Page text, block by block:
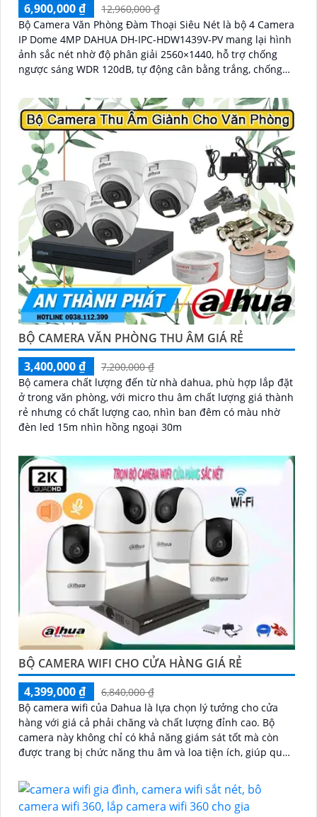
6,900,000 ₫
12,960,000 ₫
Bộ Camera Văn Phòng Đàm Thoại Siêu Nét là bộ 4 Camera
IP Dome 4MP DAHUA DH-IPC-HDW1439V-PV mang lại hình
ảnh sắc nét nhờ độ phân giải 2560×1440, hỗ trợ chống
ngược sáng WDR 120dB, tự động cân bằng trắng, chống
chiếu sáng kép LED ánh sáng ấm và hồng ngoại 30m,
cùng tính năng phát hiện con người, giúp giám sát hiệu
quả ngày đêm
BỘ CAMERA VĂN PHÒNG THU ÂM GIÁ RẺ
3,400,000 ₫
7,200,000 ₫
Bộ camera chất lượng đến từ nhà dahua, phù hợp lắp đặt
ở trong văn phòng, với micro thu âm chất lượng giá thành
rẻ nhưng có chất lượng cao, nhìn ban đêm có màu nhờ
đèn led 15m nhìn hồng ngoại 30m
BỘ CAMERA WIFI CHO CỬA HÀNG GIÁ RẺ
4,399,000 ₫
6,840,000 ₫
Bộ camera wifi của Dahua là lựa chọn lý tưởng cho cửa
hàng với giá cả phải chăng và chất lượng đỉnh cao. Bộ
camera này không chỉ có khả năng giám sát tốt mà còn
được trang bị chức năng thu âm và loa tiện ích, giúp quản